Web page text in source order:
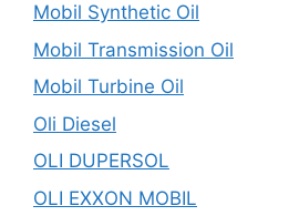
Mobil Synthetic Oil
Mobil Transmission Oil
Mobil Turbine Oil
Oli Diesel
OLI DUPERSOL
OLI EXXON MOBIL